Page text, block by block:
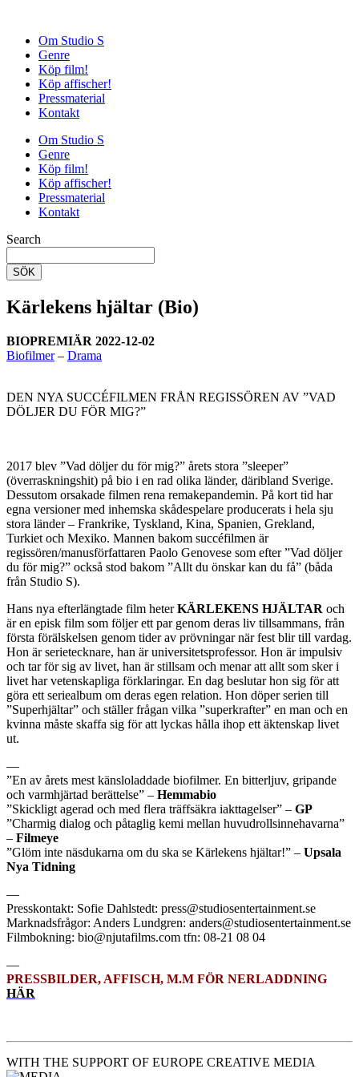
Om Studio S
Genre
Köp film!
Köp affischer!
Pressmaterial
Kontakt
Om Studio S
Genre
Köp film!
Köp affischer!
Pressmaterial
Kontakt
Search
SÖK
Kärlekens hjältar (Bio)
BIOPREMIÄR 2022-12-02
Biofilmer– Drama
DEN NYA SUCCÉFILMEN FRÅN REGISSÖREN AV ”VAD
DÖLJER DU FÖR MIG?”
2017 blev ”Vad döljer du för mig?” årets stora ”sleeper”
(överraskningshit) på bio i en rad olika länder, däribland Sverige.
Dessutom orsakade filmen rena remakepandemin. På kort tid har
egna versioner med inhemska skådespelare producerats i hela sju
stora länder – Frankrike, Tyskland, Kina, Spanien, Grekland,
Turkiet och Mexiko. Mannen bakom succéfilmen är
regissören/manusförfattaren Paolo Genovese som efter ”Vad döljer
du för mig?” också stod bakom ”Allt du önskar kan du få” (båda
från Studio S).
Hans nya efterlängtade film heterKÄRLEKENS HJÄLTAR och
är en episk film som följer ett par genom deras liv tillsammans, från
första förälskelsen genom tider av prövningar när fest blir till vardag.
Hon är serietecknare, han är universitetsprofessor. Hon är impulsiv
och tar för sig av livet, han är stillsam och menar att allt som sker i
livet har vetenskapliga förklaringar. En dag beslutar hon sig för att
göra ett seriealbum om deras egen relation. Hon döper serien till
”Superhjältar” och ställer frågan vilka ”superkrafter” en man och en
kvinna måste skaffa sig för att lyckas hålla ihop ett äktenskap livet
ut.
—
”En av årets mest känsloladdade biofilmer. En bitterljuv, gripande
och varmhjärtad berättelse” – Hemmabio
”Skickligt agerad och med flera träffsäkra iakttagelser” – GP
”Charmig dialog och påtaglig kemi mellan huvudrollsinnehavarna”
– Filmeye
”Glöm inte näsdukarna om du ska se Kärlekens hjältar!” – Upsala
Nya Tidning
—
Presskontakt: Sofie Dahlstedt: press@studiosentertainment.se
Marknadsfrågor: Anders Lundgren: anders@studiosentertainment.se
Filmbokning: bio@njutafilms.com tfn: 08-21 08 04
—
PRESSBILDER, AFFISCH, M.M FÖR NERLADDNING
HÄR
WITH THE SUPPORT OF EUROPE CREATIVE MEDIA